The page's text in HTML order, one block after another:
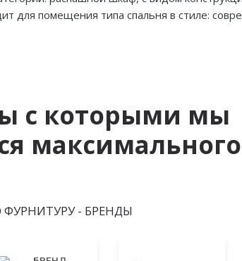
для помещения типа спальня в стиле:
с которыми мы
максимального
- БРЕНДЫ